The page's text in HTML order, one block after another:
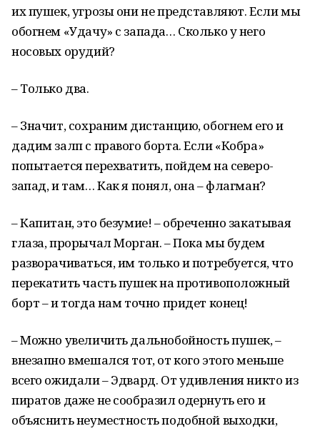
их пушек, угрозы они не представляют. Если мы
обогнем «Удачу» с запада… Сколько у него
носовых орудий?
– Только два.
– Значит, сохраним дистанцию, обогнем его и
дадим залп с правого борта. Если «Кобра»
попытается перехватить, пойдем на северо-
запад, и там… Как я понял, она – флагман?
– Капитан, это безумие! – обреченно закатывая
глаза, прорычал Морган. – Пока мы будем
разворачиваться, им только и потребуется, что
перекатить часть пушек на противоположный
борт – и тогда нам точно придет конец!
– Можно увеличить дальнобойность пушек, –
внезапно вмешался тот, от кого этого меньше
всего ожидали – Эдвард. От удивления никто из
пиратов даже не сообразил одернуть его и
объяснить неуместность подобной выходки,